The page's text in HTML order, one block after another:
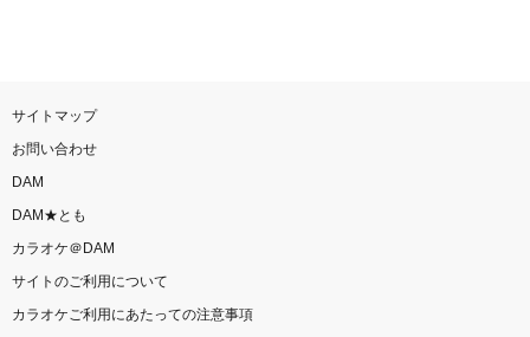
サイトマップ
お問い合わせ
DAM
DAM★とも
カラオケ＠DAM
サイトのご利用について
カラオケご利用にあたっての注意事項